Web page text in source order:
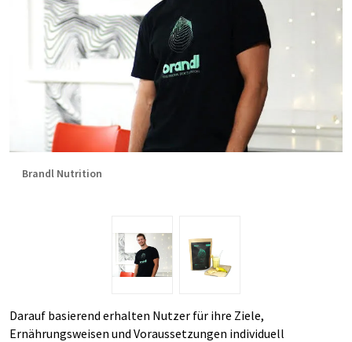
Brandl Nutrition
Darauf basierend erhalten Nutzer für ihre Ziele,
Ernährungsweisen und Voraussetzungen individuell